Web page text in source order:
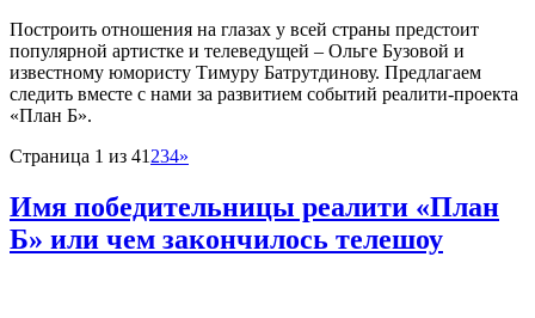
Построить отношения на глазах у всей страны предстоит
популярной артистке и телеведущей – Ольге Бузовой и
известному юмористу Тимуру Батрутдинову. Предлагаем
следить вместе с нами за развитием событий реалити-проекта
«План Б».
Страница 1 из 41 234»
Имя победительницы реалити «План
Б» или чем закончилось телешоу